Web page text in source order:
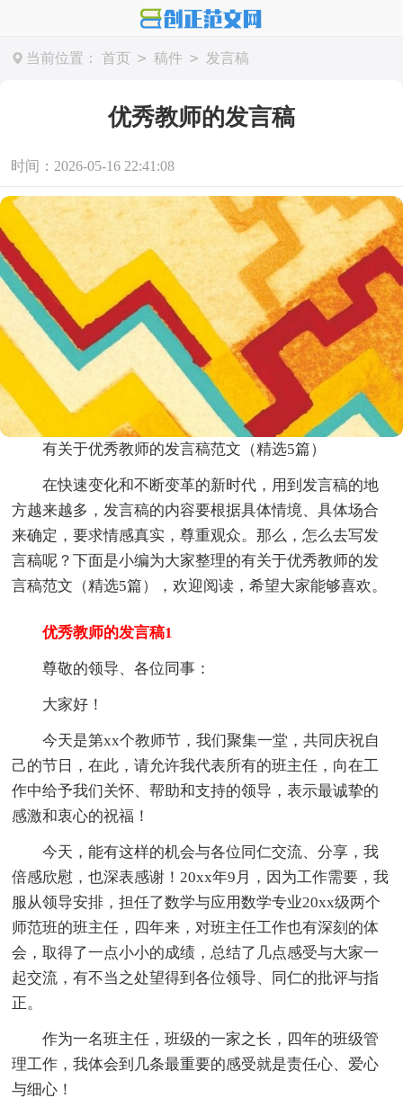
当前位置： 首页 > 稿件 > 发言稿
优秀教师的发言稿
时间：2026-05-16 22:41:08
有关于优秀教师的发言稿范文（精选5篇）
在快速变化和不断变革的新时代，用到发言稿的地
方越来越多，发言稿的内容要根据具体情境、具体场合
来确定，要求情感真实，尊重观众。那么，怎么去写发
言稿呢？下面是小编为大家整理的有关于优秀教师的发
言稿范文（精选5篇），欢迎阅读，希望大家能够喜欢。
优秀教师的发言稿1
尊敬的领导、各位同事：
大家好！
今天是第xx个教师节，我们聚集一堂，共同庆祝自
己的节日，在此，请允许我代表所有的班主任，向在工
作中给予我们关怀、帮助和支持的领导，表示最诚挚的
感激和衷心的祝福！
今天，能有这样的机会与各位同仁交流、分享，我
倍感欣慰，也深表感谢！20xx年9月，因为工作需要，我
服从领导安排，担任了数学与应用数学专业20xx级两个
师范班的班主任，四年来，对班主任工作也有深刻的体
会，取得了一点小小的成绩，总结了几点感受与大家一
起交流，有不当之处望得到各位领导、同仁的批评与指
正。
作为一名班主任，班级的一家之长，四年的班级管
理工作，我体会到几条最重要的感受就是责任心、爱心
与细心！